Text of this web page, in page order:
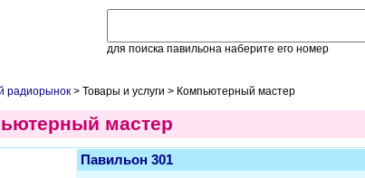
для поиска павильона наберите его номер
радиорынок > Товары и услуги > Компьютерный мастер
мастер
Павильон 301